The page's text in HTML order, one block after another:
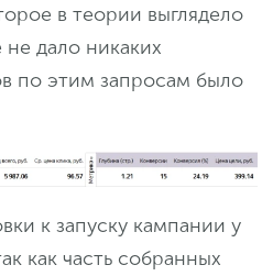
в теории выглядело
дало никаких
по этим запросам было
к запуску кампании у
как часть собранных